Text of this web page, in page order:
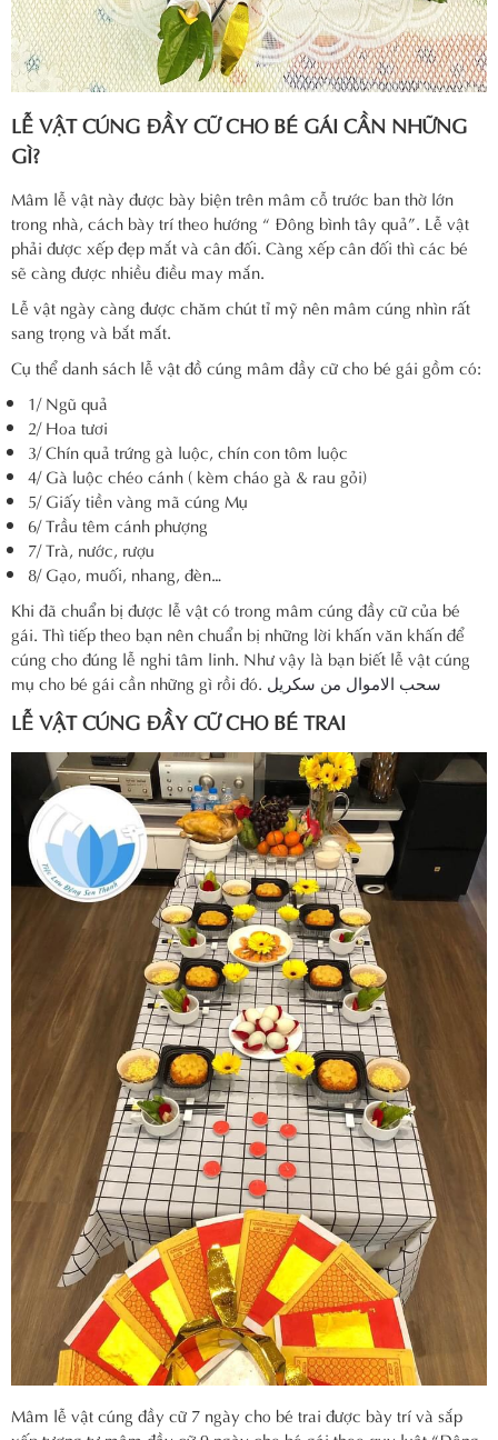
LỄ VẬT CÚNG ĐẦY CỮ CHO BÉ GÁI CẦN NHỮNG
GÌ?
Mâm lễ vật này được bày biện trên mâm cỗ trước ban thờ lớn
trong nhà, cách bày trí theo hướng “ Đông bình tây quả”. Lễ vật
phải được xếp đẹp mắt và cân đối. Càng xếp cân đối thì các bé
sẽ càng được nhiều điều may mắn.
Lễ vật ngày càng được chăm chút tỉ mỹ nên mâm cúng nhìn rất
sang trọng và bắt mắt.
Cụ thể danh sách lễ vật đồ cúng mâm đầy cữ cho bé gái gồm có:
1/ Ngũ quả
2/ Hoa tươi
3/ Chín quả trứng gà luộc, chín con tôm luộc
4/ Gà luộc chéo cánh ( kèm cháo gà & rau gỏi)
5/ Giấy tiền vàng mã cúng Mụ
6/ Trầu têm cánh phượng
7/ Trà, nước, rượu
8/ Gạo, muối, nhang, đèn…
Khi đã chuẩn bị được lễ vật có trong mâm cúng đầy cữ của bé
gái. Thì tiếp theo bạn nên chuẩn bị những lời khấn văn khấn để
cúng cho đúng lễ nghi tâm linh. Như vậy là bạn biết lễ vật cúng
mụ cho bé gái cần những gì rồi đó. سحب الاموال من سكريل
LỄ VẬT CÚNG ĐẦY CỮ CHO BÉ TRAI
Mâm lễ vật cúng đầy cữ 7 ngày cho bé trai được bày trí và sắp